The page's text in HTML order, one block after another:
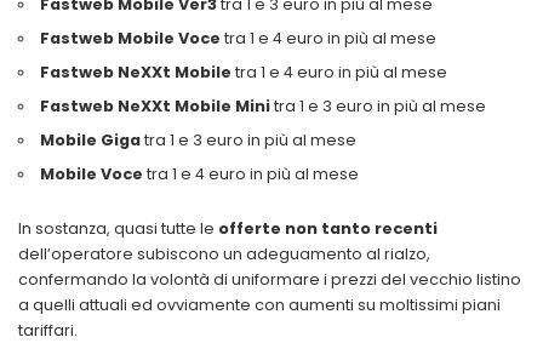
Fastweb Mobile Ver3tra 1 e 3 euro in più al mese
Fastweb Mobile Voce tra 1 e 4 euro in più al mese
Fastweb NeXXt Mobile tra 1 e 4 euro in più al mese
Fastweb NeXXt Mobile Minitra 1 e 3 euro in più al mese
Mobile Gigatra 1 e 3 euro in più al mese
Mobile Voce tra 1 e 4 euro in più al mese
In sostanza, quasi tutte le offerte non tanto recenti
dell’operatore subiscono un adeguamento al rialzo,
confermando la volontà di uniformare i prezzi del vecchio listino
a quelli attuali ed ovviamente con aumenti su moltissimi piani
tariffari.